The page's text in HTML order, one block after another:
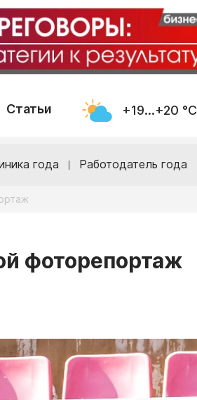
Статьи +19...+20 °С
года Работодатель года
фоторепортаж